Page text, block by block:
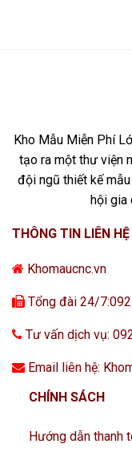
Kho Mẫu Miễn Phí
tạo ra một thư viện
đội ngũ thiết kế
hội gia
THÔNG TIN LIÊN HỆ
Khomaucnc.vn
Tổng đài 24/
Tư vấn dịch vụ:
Email liên hệ:
CHÍNH SÁCH
Hướng dẫn thanh